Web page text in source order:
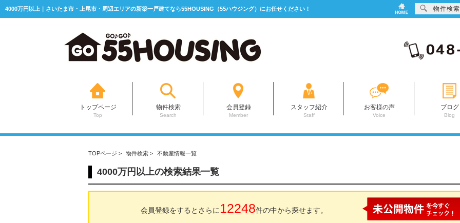
4000万円以上｜さいたま市・上尾市・周辺エリアの新築一戸建てなら55HOUSING（55ハウジング）にお任せください！
トップページ
Top
物件検索
Search
会員登録
Member
スタッフ紹介
Staff
お客様の声
Voice
ブログ
Blog
TOPページ > 物件検索 > 不動産情報一覧
4000万円以上の検索結果一覧
会員登録をするとさらに 12248件の中から探せます。
物件検索